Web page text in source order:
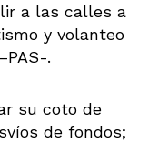
a las calles a
y volanteo
.
su coto de
de fondos;